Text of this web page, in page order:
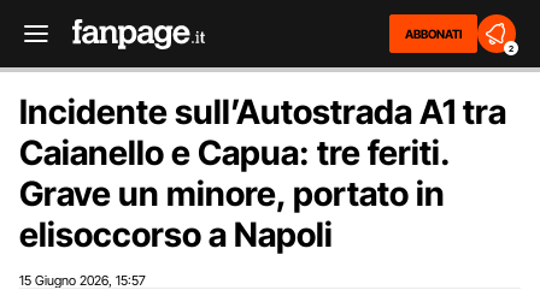
ABBONATI
2
Incidente sull’Autostrada A1 tra
Caianello e Capua: tre feriti.
Grave un minore, portato in
elisoccorso a Napoli
15 Giugno 2026 15:57